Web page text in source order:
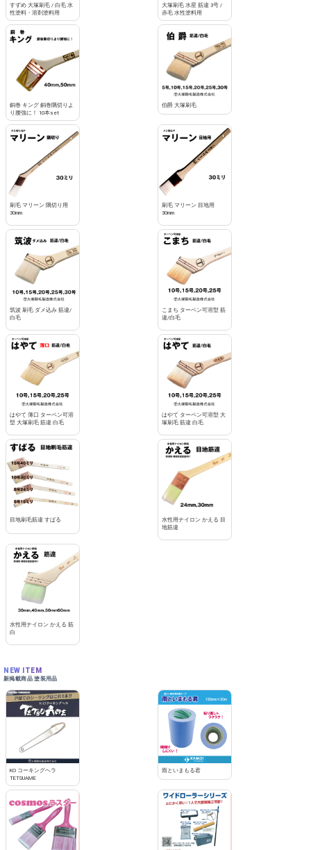
すずめ 大塚刷毛 / 白毛 水
性塗料・溶剤塗料用
大塚刷毛 水星 筋違 3号 /
赤毛 水性塗料用
銅巻 キング 銅巻隅切りよ
り腰強に！ 10本set
伯爵 大塚刷毛
刷毛 マリーン 隅切り用
30mm
刷毛 マリーン 目地用
30mm
筑波 刷毛 ダメ込み 筋違/
白毛
こまち ターペン可溶型 筋
違/白毛
はやて 薄口 ターペン可溶
型 大塚刷毛 筋違 白毛
はやて ターペン可溶型 大
塚刷毛 筋違 白毛
目地刷毛筋違 すばる
水性用ナイロン かえる 目
地筋違
水性用ナイロン かえる 筋
白
NEW ITEM
新掲載商品 塗装用品
KO コーキングヘラ
TETSUAME
雨といまもる君